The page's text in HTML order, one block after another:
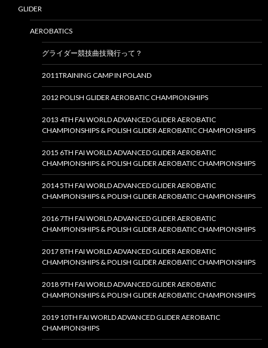
GLIDER
AEROBATICS
グライダー競技曲技飛行って？
2011TRAINING CAMP IN POLAND
2012 POLISH GLIDER AEROBATIC CHAMPIONSHIPS
2013 4TH FAI WORLD ADVANCED GLIDER AEROBATIC
CHAMPIONSHIPS & POLISH GLIDER AEROBATIC CHAMPIONSHIPS
2015 6TH FAI WORLD ADVANCED GLIDER AEROBATIC
CHAMPIONSHIPS & POLISH GLIDER AEROBATIC CHAMPIONSHIPS
2014 5TH FAI WORLD ADVANCED GLIDER AEROBATIC
CHAMPIONSHIPS & POLISH GLIDER AEROBATIC CHAMPIONSHIPS
2016 7TH FAI WORLD ADVANCED GLIDER AEROBATIC
CHAMPIONSHIPS & POLISH GLIDER AEROBATIC CHAMPIONSHIPS
2017 8TH FAI WORLD ADVANCED GLIDER AEROBATIC
CHAMPIONSHIPS & POLISH GLIDER AEROBATIC CHAMPIONSHIPS
2018 9TH FAI WORLD ADVANCED GLIDER AEROBATIC
CHAMPIONSHIPS & POLISH GLIDER AEROBATIC CHAMPIONSHIPS
2019 10TH FAI WORLD ADVANCED GLIDER AEROBATIC
CHAMPIONSHIPS